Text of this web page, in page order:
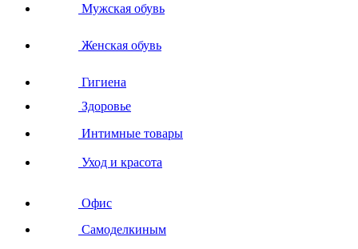
Мужская обувь
Женская обувь
Гигиена
Здоровье
Интимные товары
Уход и красота
Офис
Самоделкиным